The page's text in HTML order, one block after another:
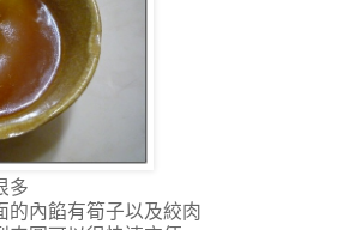
多
的內餡有筍子以及絞肉